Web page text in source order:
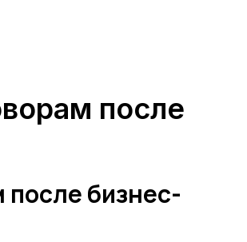
после
после бизнес-